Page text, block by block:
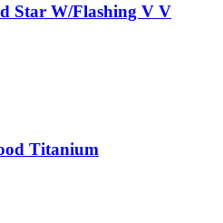
Star W/Flashing V V
Titanium